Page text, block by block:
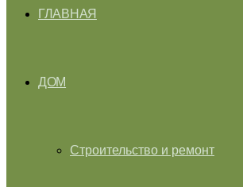
ГЛАВНАЯ
ДОМ
Строительство и ремонт